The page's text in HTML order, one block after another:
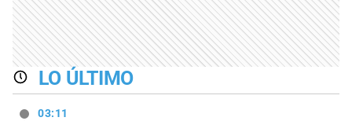
LO ÚLTIMO
03:11